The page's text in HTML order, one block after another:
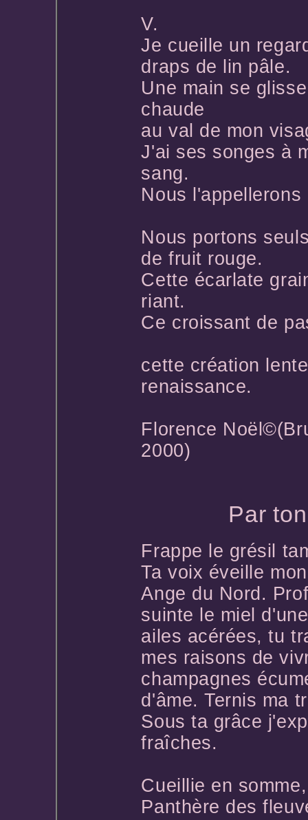
V.
Je cueille un
draps de lin pâle.
Une main se glisse
chaude
au val de mon
J'ai ses songes à
sang.
Nous l'appellerons
Nous portons
de fruit rouge.
Cette écarlate
riant.
Ce croissant de
cette création
renaissance.
Florence
2000)
Par
Frappe le grésil
Ta voix éveille
Ange du Nord.
suinte le miel
ailes acérées, tu
mes raisons de
champagnes
d'âme. Ternis ma
Sous ta grâce
fraîches.
Cueillie en
Panthère des